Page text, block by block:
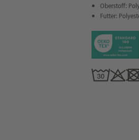
Oberstoff:
Futter: